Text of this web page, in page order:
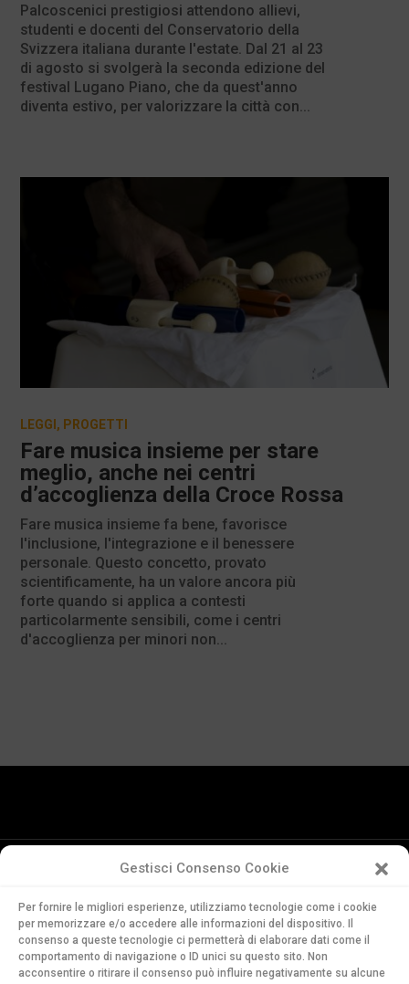
Gestisci Consenso Cookie
Per fornire le migliori esperienze, utilizziamo tecnologie come i cookie
per memorizzare e/o accedere alle informazioni del dispositivo. Il
consenso a queste tecnologie ci permetterà di elaborare dati come il
comportamento di navigazione o ID unici su questo sito. Non
acconsentire o ritirare il consenso può influire negativamente su alcune
Palcoscenici prestigiosi attendono allievi,
studenti e docenti del Conservatorio della
Svizzera italiana durante l'estate. Dal 21 al 23
di agosto si svolgerà la seconda edizione del
festival Lugano Piano, che da quest'anno
diventa estivo, per valorizzare la città con...
Fare musica insieme per stare
meglio, anche nei centri
d’accoglienza della Croce Rossa
LEGGI , PROGETTI
Fare musica insieme fa bene, favorisce
l'inclusione, l'integrazione e il benessere
personale. Questo concetto, provato
scientificamente, ha un valore ancora più
forte quando si applica a contesti
particolarmente sensibili, come i centri
d'accoglienza per minori non...
della Svizzera Italiana
Via Soldino 9
CH-6900 Lugano
T. +41 91 960 30 40